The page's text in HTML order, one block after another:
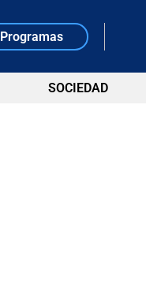
Programas
SOCIEDAD